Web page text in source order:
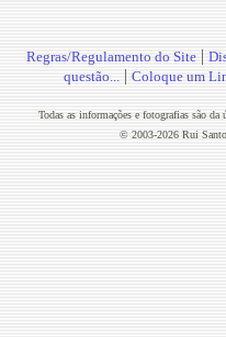
Regras/Regulamento do Site |
questão... | Coloque um
Todas as informações e fotografias são
© 2003-2026 Rui